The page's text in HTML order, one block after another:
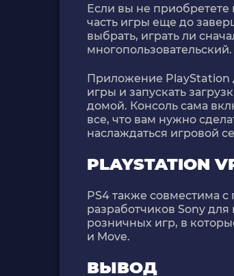
Если вы не приобретете
часть игры еще до
выбрать, играть ли
многопользовательский.
Приложение PlayStation
игры и запускать
домой. Консоль сама
все, что вам нужно
наслаждаться игровой
PLAYSTATION
PS4 также совместима с
разработчиков Sony
розничных игр, в
и Move.
ВЫВОД